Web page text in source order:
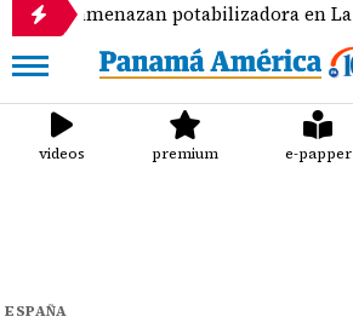
potabilizadora en La Chorrera
videos premium e-papper
ESPAÑA